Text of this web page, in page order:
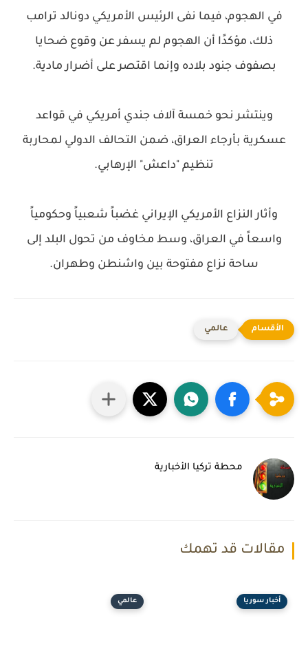
في الهجوم، فيما نفى الرئيس الأمريكي دونالد ترامب
ذلك، مؤكدًا أن الهجوم لم يسفر عن وقوع ضحايا
بصفوف جنود بلاده وإنما اقتصر على أضرار مادية.
وينتشر نحو خمسة آلاف جندي أمريكي في قواعد
عسكرية بأرجاء العراق، ضمن التحالف الدولي لمحاربة
تنظيم "داعش" الإرهابي.
وأثار النزاع الأمريكي الإيراني غضباً شعبياً وحكومياً
واسعاً في العراق، وسط مخاوف من تحول البلد إلى
ساحة نزاع مفتوحة بين واشنطن وطهران.
عالمي
محطة تركيا الأخبارية
مقالات قد تهمك
أخبار سوريا عالمي